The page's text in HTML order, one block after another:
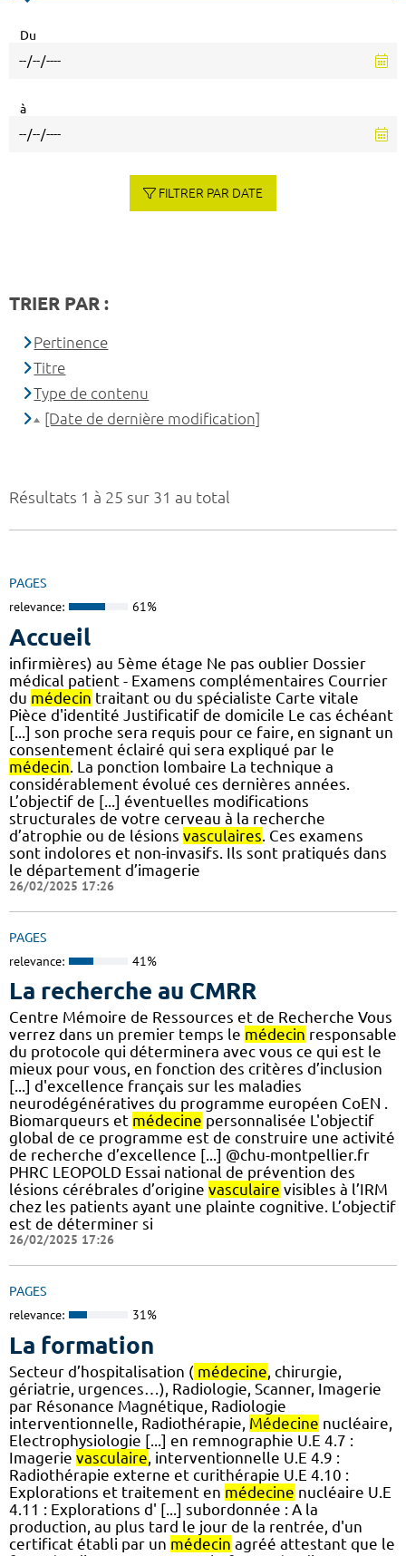
Résultats 1 à 25 sur 31 au total
PAGES
relevance: 61%
Accueil
infirmières) au 5ème étage Ne pas oublier Dossier
médical patient - Examens complémentaires Courrier
du médecin traitant ou du spécialiste Carte vitale
Pièce d'identité Justificatif de domicile Le cas échéant
[...] son proche sera requis pour ce faire, en signant un
consentement éclairé qui sera expliqué par le
médecin . La ponction lombaire La technique a
considérablement évolué ces dernières années.
L’objectif de [...] éventuelles modifications
structurales de votre cerveau à la recherche
d’atrophie ou de lésions vasculaires . Ces examens
sont indolores et non-invasifs. Ils sont pratiqués dans
le département d’imagerie
26/02/2025 17:26
PAGES
relevance: 41%
La recherche au CMRR
Centre Mémoire de Ressources et de Recherche Vous
verrez dans un premier temps le médecin responsable
du protocole qui déterminera avec vous ce qui est le
mieux pour vous, en fonction des critères d’inclusion
[...] d'excellence français sur les maladies
neurodégénératives du programme européen CoEN .
Biomarqueurs et médecine personnalisée L'objectif
global de ce programme est de construire une activité
de recherche d’excellence [...] @chu-montpellier.fr
PHRC LEOPOLD Essai national de prévention des
lésions cérébrales d’origine vasculaire visibles à l’IRM
chez les patients ayant une plainte cognitive. L’objectif
est de déterminer si
26/02/2025 17:26
PAGES
relevance: 31%
La formation
Secteur d’hospitalisation ( médecine , chirurgie,
gériatrie, urgences…), Radiologie, Scanner, Imagerie
par Résonance Magnétique, Radiologie
interventionnelle, Radiothérapie, Médecine nucléaire,
Electrophysiologie [...] en remnographie U.E 4.7 :
Imagerie vasculaire , interventionnelle U.E 4.9 :
Radiothérapie externe et curithérapie U.E 4.10 :
Explorations et traitement en médecine nucléaire U.E
4.11 : Explorations d' [...] subordonnée : A la
production, au plus tard le jour de la rentrée, d'un
certificat établi par un médecin agréé attestant que le
Du
à
FILTRER PAR DATE
TRIER PAR :
Pertinence
Titre
Type de contenu
[Date de dernière modification]